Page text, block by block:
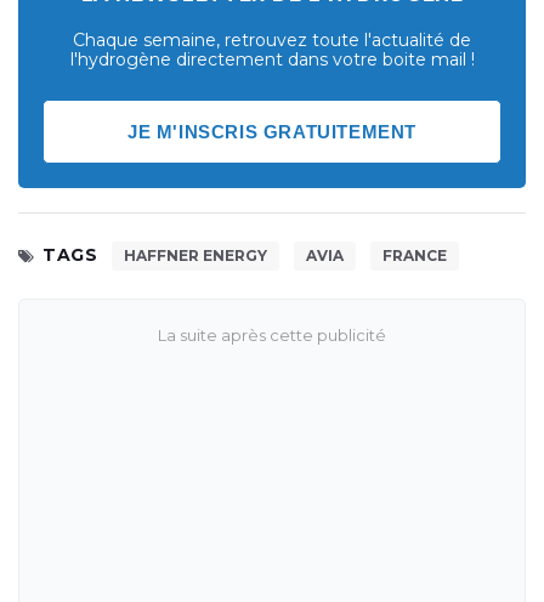
Chaque semaine, retrouvez toute l'actualité de
l'hydrogène directement dans votre boite mail !
JE M'INSCRIS GRATUITEMENT
TAGS HAFFNER ENERGY AVIA FRANCE